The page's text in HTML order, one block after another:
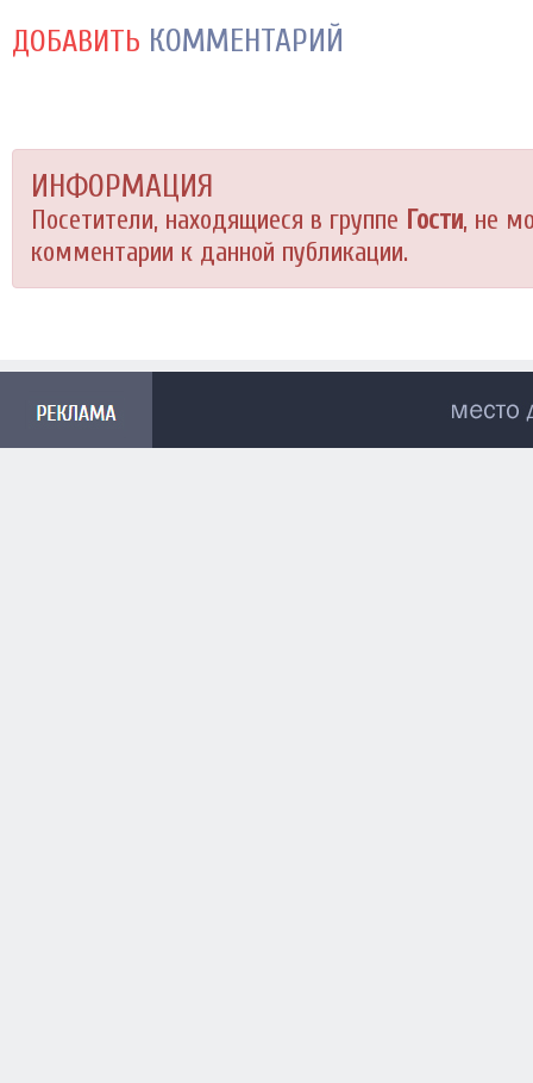
ДОБАВИТЬ КОММЕНТАРИЙ
ИНФОРМАЦИЯ
Посетители, находящиеся в группе Гости, не
комментарии к данной публикации.